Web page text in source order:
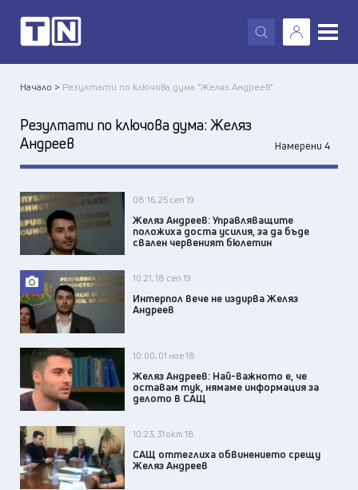
X
Начало > Резултати по ключова дума "Желяз Андреев"
Резултати по ключова дума: Желяз
Андреев
Намерени 4
08:16, 25 сеп 19
Желяз Андреев: Управляващите
положиха доста усилия, за да бъде
свален червеният бюлетин
10:21, 18 сеп 19
Интерпол вече не издирва Желяз
Андреев
10:00, 01 ное 18
Желяз Андреев: Най-важното е, че
оставам тук, нямаме информация за
делото в САЩ
10:23, 31 окт 18
САЩ оттеглиха обвинението срещу
Желяз Андреев